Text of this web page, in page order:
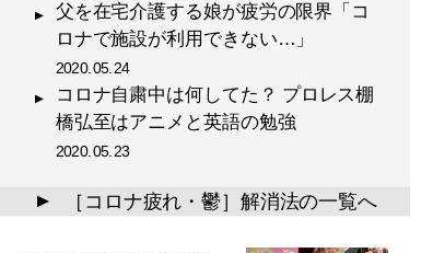
父を在宅介護する娘が疲労の限界「コ
ロナで施設が利用できない…」
2020.05.24
コロナ自粛中は何してた？ プロレス棚
橋弘至はアニメと英語の勉強
2020.05.23
▲ ［コロナ疲れ・鬱］解消法の一覧へ